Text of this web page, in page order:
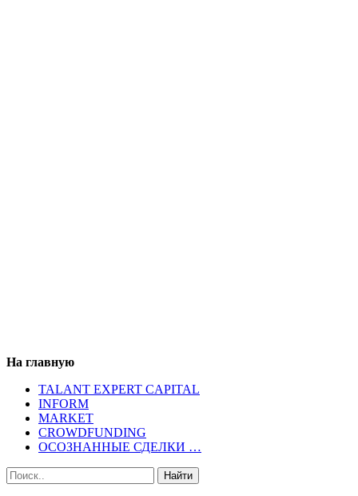
На главную
TALANT EXPERT CAPITAL
INFORM
MARKET
CROWDFUNDING
ОСОЗНАННЫЕ СДЕЛКИ …